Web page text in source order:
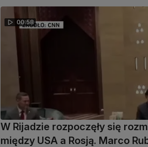
00:58
W Rijadzie rozpoczęły się
między USA a Rosją. Marco